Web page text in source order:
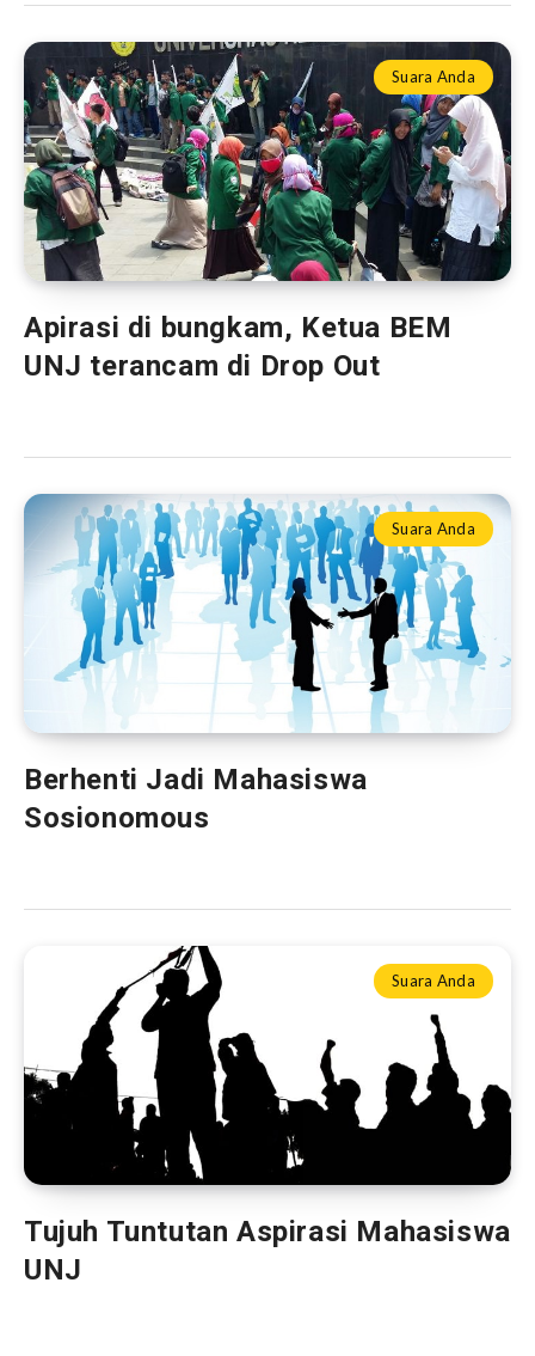
Suara Anda
Apirasi di bungkam, Ketua BEM
UNJ terancam di Drop Out
Suara Anda
Berhenti Jadi Mahasiswa
Sosionomous
Suara Anda
Tujuh Tuntutan Aspirasi Mahasiswa
UNJ